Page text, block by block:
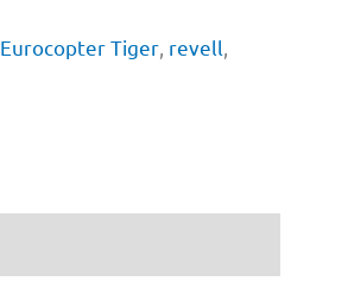
Eurocopter Tiger, revell